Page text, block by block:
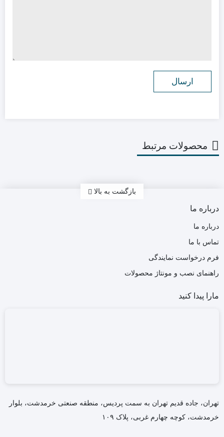
محصولات مرتبط
بازگشت به بالا
درباره ما
درباره ما
تماس با ما
فرم درخواست نمایندگی
راهنمای نصب و مونتاژ محصولات
مارا پیدا کنید
تهران، جاده قدیم تهران به سمت پردیس، منطقه صنعتی خرمدشت، بلوار
خرمدشت، کوچه چهارم غربی، پلاک ۱۰۹